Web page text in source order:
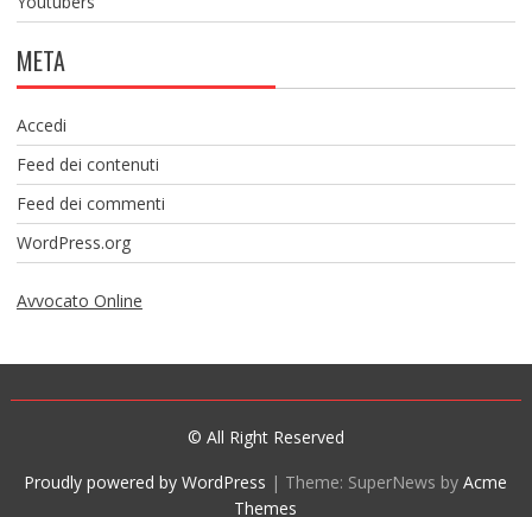
META
Accedi
Feed dei contenuti
Feed dei commenti
WordPress.org
Avvocato Online
© All Right Reserved
Proudly powered by WordPress | Theme: SuperNews byAcme
Themes